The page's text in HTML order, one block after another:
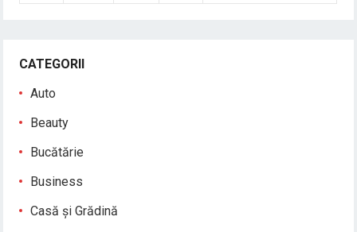
CATEGORII
Auto
Beauty
Bucătărie
Business
Casă și Grădină